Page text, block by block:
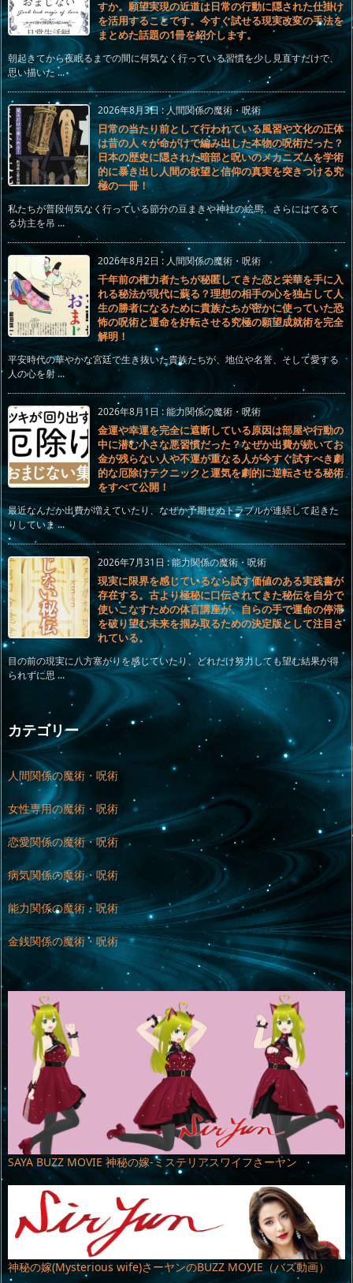
すか。願望実現の近道は日常の行動に隠された仕掛け
を活用することです。今すぐ試せる現実改変の手法を
まとめた話題の1冊を紹介します。
朝起きてから夜眠るまでの間に何気なく行っている習慣を少し見直すだけで、
思い描いた ...
2026年8月3日:人間関係の魔術・呪術
日常の当たり前として行われている風習や文化の正体
は昔の人々が命がけで編み出した本物の呪術だった？
日本の歴史に隠された暗部と呪いのメカニズムを学術
的に暴き出し人間の欲望と信仰の真実を突きつける究
極の一冊！
私たちが普段何気なく行っている節分の豆まきや神社の絵馬、さらにはてるて
る坊主を吊 ...
2026年8月2日 : 人間関係の魔術・呪術
千年前の権力者たちが秘匿してきた恋と栄華を手に入
れる秘法が現代に蘇る？理想の相手の心を独占して人
生の勝者になるために貴族たちが密かに使っていた恐
怖の呪術と運命を好転させる究極の願望成就術を完全
解明！
平安時代の華やかな宮廷で生き抜いた貴族たちが、地位や名誉、そして愛する
人の心を射 ...
2026年8月1日 :能力関係の魔術・呪術
金運や幸運を完全に遮断している原因は部屋や行動の
中に潜む小さな悪習慣だった？なぜか出費が続いてお
金が残らない人や不運が重なる人が今すぐ試すべき劇
的な厄除けテクニックと運気を劇的に逆転させる秘術
をすべて公開！
最近なんだか出費が増えていたり、なぜか予期せぬトラブルが連続して起きた
りしていま ...
2026年7月31日:能力関係の魔術・呪術
現実に限界を感じているなら試す価値のある実践書が
存在する。古より極秘に口伝されてきた秘伝を自分で
使いこなすための体言講座が、自らの手で運命の停滞
を破り望む未来を掴み取るための決定版として注目さ
れている。
目の前の現実に八方塞がりを感じていたり、どれだけ努力しても望む結果が得
られずに思 ...
カテゴリー
人間関係の魔術・呪術
女性専用の魔術・呪術
恋愛関係の魔術・呪術
病気関係の魔術・呪術
能力関係の魔術・呪術
金銭関係の魔術・呪術
SAYA BUZZ MOVIE 神秘の嫁-ミステリアスワイフさーヤン
神秘の嫁(Mysterious wife)さーヤンのBUZZ MOVIE（バズ動画）